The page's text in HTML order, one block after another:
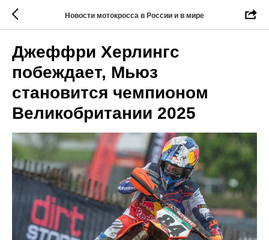
Новости мотокросса в России и в мире
Джеффри Херлингс
побеждает, Мьюз
становится чемпионом
Великобритании 2025